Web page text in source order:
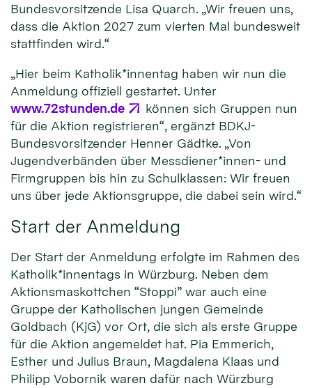
Bundesvorsitzende Lisa Quarch. „Wir freuen uns,
dass die Aktion 2027 zum vierten Mal bundesweit
stattfinden wird.“
„Hier beim Katholik*innentag haben wir nun die
Anmeldung offiziell gestartet. Unter
www.72stunden.de
können sich Gruppen nun
für die Aktion registrieren“, ergänzt BDKJ-
Bundesvorsitzender Henner Gädtke. „Von
Jugendverbänden über Messdiener*innen- und
Firmgruppen bis hin zu Schulklassen: Wir freuen
uns über jede Aktionsgruppe, die dabei sein wird.“
Start der Anmeldung
Der Start der Anmeldung erfolgte im Rahmen des
Katholik*innentags in Würzburg. Neben dem
Aktionsmaskottchen “Stoppi” war auch eine
Gruppe der Katholischen jungen Gemeinde
Goldbach (KjG) vor Ort, die sich als erste Gruppe
für die Aktion angemeldet hat. Pia Emmerich,
Esther und Julius Braun, Magdalena Klaas und
Philipp Vobornik waren dafür nach Würzburg